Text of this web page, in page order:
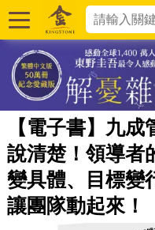
【電子書】九
說清楚！領導者
變具體、目標變
讓團隊動起來！